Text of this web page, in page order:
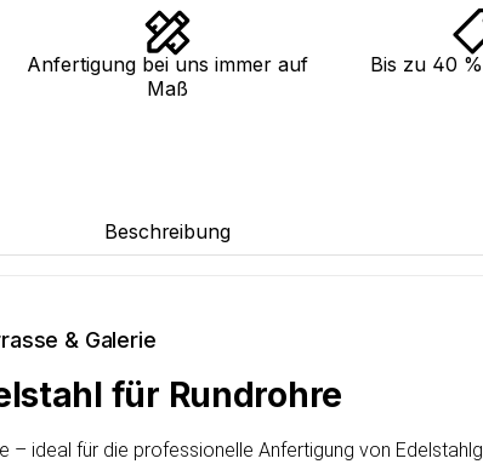
Anfertigung bei uns immer auf
Maß
Bis zu 40
Beschreibung
& Galerie
für Rundrohre
ideal für die professionelle Anfertigung von